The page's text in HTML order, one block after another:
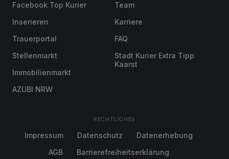
Facebook Top Kurier
Inserieren
Trauerportal
Stellenmarkt
Immobilienmarkt
AZUBI NRW
Team
Karriere
FAQ
Stadt Kurier Extra Tipp
Kaarst
RECHTLICHES
Impressum Datenschutz
Datenerhebung
AGB
Barrierefreiheitserklärung